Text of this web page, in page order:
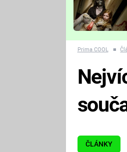
FUTURAMA
Prima COOL ■
ČLÁNKY